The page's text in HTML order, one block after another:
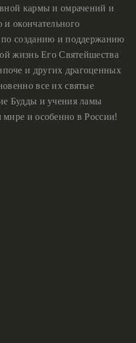
кармы и омрачений и
и окончательного
по созданию и поддержанию
жизнь Его Святейшества
и других драгоценных
все их святые
Будды и учения ламы
и особенно в России!